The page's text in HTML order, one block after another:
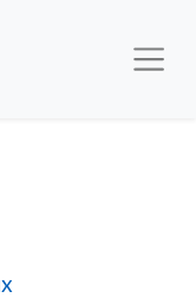
recharge pour